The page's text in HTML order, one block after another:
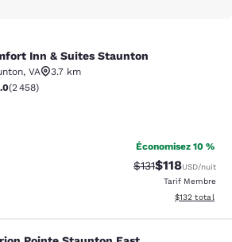
Suites Staunton
Inn & Suites Staunton
, VA
3.7 km
étoiles. Bien. 2458 commentaires
(2 458)
Économisez 10 %
Tarif barré :
$131Tarif réduit :
$118USD/nuit
Tarif Membre
Afficher les
$132 total